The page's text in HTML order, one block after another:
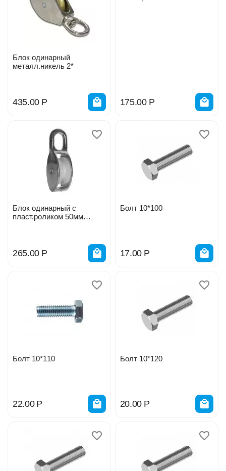
Блок одинарный
металл.никель 2*
435.00 Р 175.00 Р
Блок одинарный с
пласт.роликом 50мм
265.00 Р
Болт 10*100
17.00 Р
Болт 10*110
22.00 Р
Болт 10*120
20.00 Р